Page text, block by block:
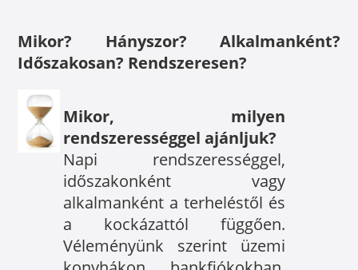
Mikor? Hányszor? Alkalmanként?
Időszakosan? Rendszeresen?
Mikor, milyen
rendszerességgel ajánljuk?
Napi rendszerességgel,
időszakonként vagy
alkalmanként a terheléstől és
a kockázattól függően.
Véleményünk szerint üzemi